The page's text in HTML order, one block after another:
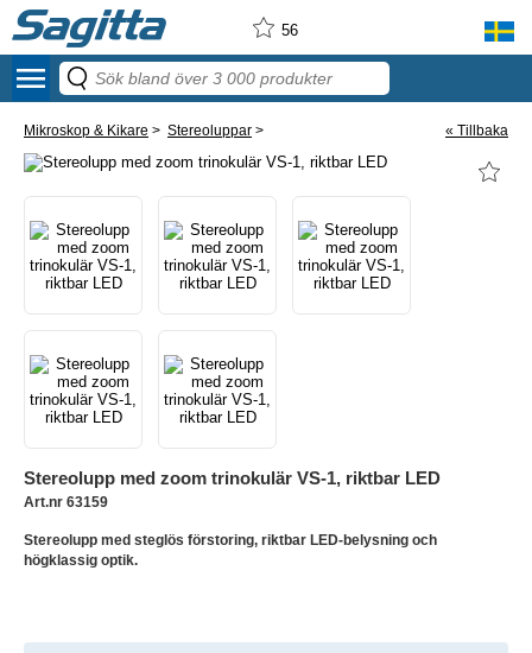
56
menu
Mikroskop & Kikare > Stereoluppar > « Tillbaka
Stereolupp med zoom trinokulär VS-1, riktbar LED
Art.nr 63159
Stereolupp med steglös förstoring, riktbar LED-belysning och
högklassig optik.